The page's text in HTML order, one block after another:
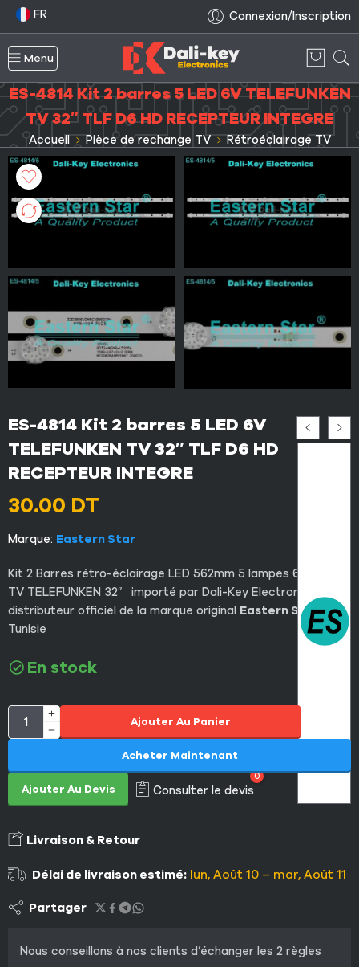
FR Connexion/Inscription
Menu
ES-4814 Kit 2 barres 5 LED 6V TELEFUNKEN
TV 32″ TLF D6 HD RECEPTEUR INTEGRE
Accueil Pièce de rechange TV Rétroéclairage TV
ES-4814 Kit 2 barres 5 LED 6V
TELEFUNKEN TV 32″ TLF D6 HD
RECEPTEUR INTEGRE
30.00 DT
Marque: Eastern Star
Kit 2 Barres rétro-éclairage LED 562mm 5 lampes 6V pour
TV TELEFUNKEN 32″ importé par Dali-Key Electronics le
distributeur officiel de la marque original Eastern Staren
Tunisie
En stock
Ajouter Au Panier
Ajouter Au Devis Consulter le devis
0
Acheter Maintenant
Livraison & Retour
Délai de livraison estimé: lun, Août 10 – mar, Août 11
Partager
Nous conseillons à nos clients d’échanger les 2 règles